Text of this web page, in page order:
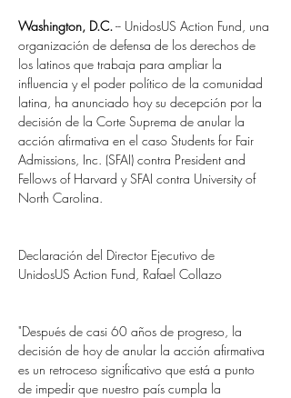
Washington, D.C. -- UnidosUS Action Fund, una
organización de defensa de los derechos de
los latinos que trabaja para ampliar la
influencia y el poder político de la comunidad
latina, ha anunciado hoy su decepción por la
decisión de la Corte Suprema de anular la
acción afirmativa en el caso Students for Fair
Admissions, Inc. (SFAI) contra President and
Fellows of Harvard y SFAI contra University of
North Carolina.
Declaración del Director Ejecutivo de
UnidosUS Action Fund, Rafael Collazo
"Después de casi 60 años de progreso, la
decisión de hoy de anular la acción afirmativa
es un retroceso significativo que está a punto
de impedir que nuestro país cumpla la